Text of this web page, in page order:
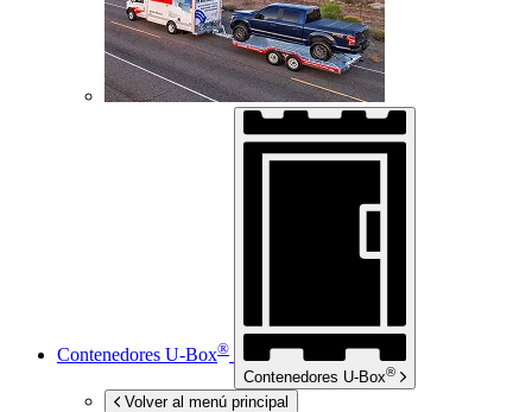
Contenedores U-Box®
Contenedores U-Box®
Volver al menú principal